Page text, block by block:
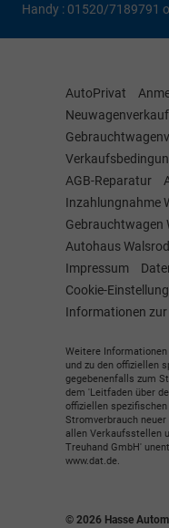
Handy : 01520/7189791
AutoPrivat
AGB-Reparatur
Inzahlungnahme
Gebrauchtwagen
Autohaus
Impressum
Cookie-
Informationen
Weitere
und zu den offiziellen
gegebenenfalls zum
dem 'Leitfaden über
offiziellen spezifischen
Stromverbrauch
allen Verkaufsstellen
Treuhand GmbH'
www.dat.de.
© 2026 Hasse